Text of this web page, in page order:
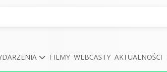
FILMY WEBCASTY AKTUALNOŚCI